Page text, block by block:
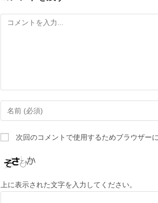
次回のコメントで使用するためブラウザー
上に表示された文字を入力してください。